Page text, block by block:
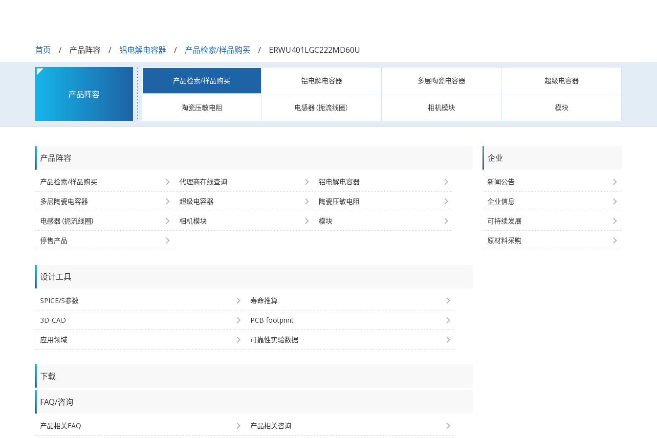
首页 产品阵容 铝电解电容器 产品检索/样品购买 ERWU401LGC222MD60U
产品阵容
产品检索/样品购买 铝电解电容器 多层陶瓷电容器 超级电容器
陶瓷压敏电阻 电感器（扼流线圈） 相机模块 模块
产品阵容
产品检索/样品购买 代理商在线查询 铝电解电容器
多层陶瓷电容器 超级电容器 陶瓷压敏电阻
电感器（扼流线圈） 相机模块 模块
停售产品
设计工具
SPICE/S参数 寿命推算
3D-CAD PCB footprint
应用领域 可靠性实验数据
下载
FAQ/咨询
产品相关FAQ 产品相关咨询
企业
新闻公告
企业信息
可持续发展
原材料采购